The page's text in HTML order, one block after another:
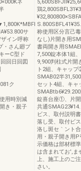
ネ
サ
イン呼称
・さん廻プ
ーC型ド
回日回図
ク
用時別減
き・親子
鶏
称使用区分言己
なし)片開き用
書両開き用
7,500錠本体1組
9,900判柱式片
ト2組、キャッ
SMAB02半
セット4組、キ
錠喜台座①、片
共通
ビス、取付説明
落し受、取付ビ
洛し斑セ｀ント
用・親子開き用
示価格は部材標
は含まれてお',ま
上、施工上のご
さい。